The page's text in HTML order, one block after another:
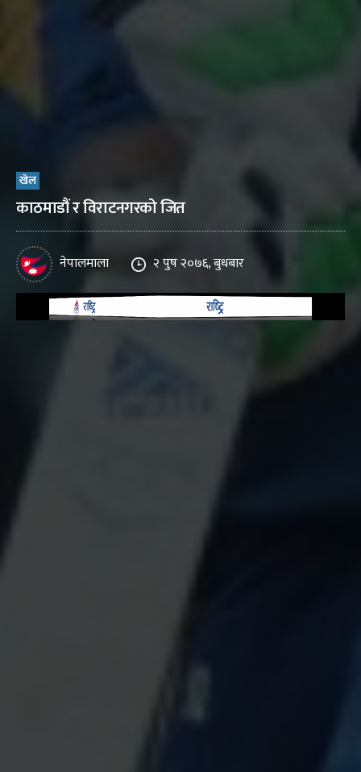
खेल
काठमाडौं र विराटनगरको जित
नेपालमाला २ पुष २०७६, बुधबार